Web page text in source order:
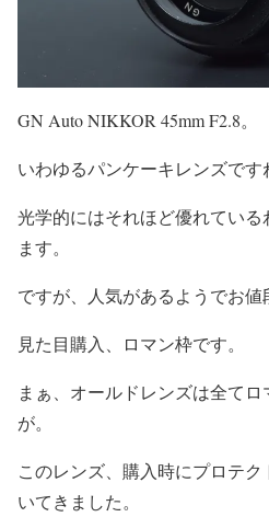
GN Auto NIKKOR 45mm F2.8。
いわゆるパンケーキレンズです
光学的にはそれほど優れてい
ます。
ですが、人気があるようでお値
見た目購入、ロマン枠です。
まぁ、オールドレンズは全て
が。
このレンズ、購入時にプロテ
いてきました。